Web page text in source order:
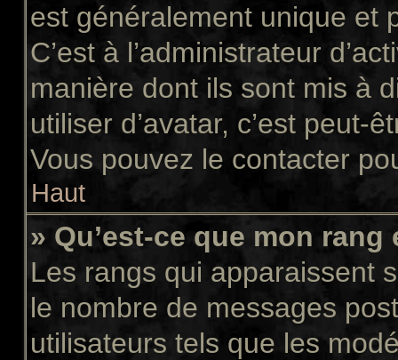
est généralement unique et
C’est à l’administrateur
manière dont ils sont mis à
utiliser d’avatar, c’est peut-
Vous pouvez le contacter
Haut
» Qu’est-ce que mon
Les rangs qui apparaissent
le nombre de messages
utilisateurs tels que les